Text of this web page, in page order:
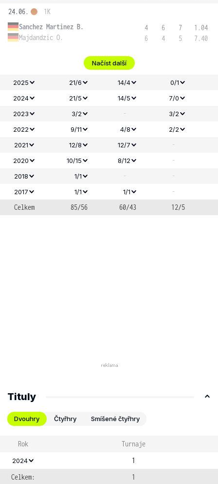
24.06.
Sanchez Martinez B.
Majdandzic O.
1K
4
6
6
4
7
5
1.04
7.40
Načíst další
2025 21/6 14/4
0/1
2024
21/5 14/5
7/0
2023
3/2 -
3/2
2022
9/11 4/8
2/2
2021
12/8 12/7 -
2020 10/15 8/12 -
2018
1/1 - -
2017 1/1 1/1
-
Celkem
85/56 60/43 12/5
Tituly
Dvouhry Čtyřhry Smíšené čtyřhry
Rok Turnaje
2024
1
Celkem:
1